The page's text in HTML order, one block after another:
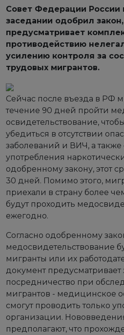
Совет Федерации России
заседании одобрил
предусматривает
противодействию
усилению контроля за
трудовых мигрантов.
Сейчас после въезда в РФ
течение 90 дней пройти
освидетельствование,
убедиться в отсутствии
заболеваний и ВИЧ, а также
употребления
одобренному закону, этот
30 дней. Помимо этого,
приехали в страну более
будут проходить
ежегодно.
Согласно одобренному
медосвидетельствование
мигранты или их
документ предусматривает
посредничество при
мигрантов - медицинское
смогут проводить только
организации.
предполагают, что